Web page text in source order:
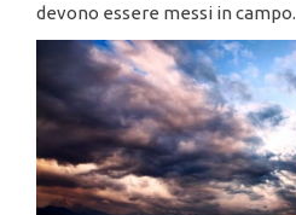
devono essere messi in campo.